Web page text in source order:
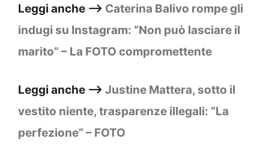
Leggi anche –> Caterina Balivo rompe gli
indugi su Instagram: “Non può lasciare il
marito” – La FOTO compromettente
Leggi anche –> Justine Mattera, sotto il
vestito niente, trasparenze illegali: “La
perfezione” – FOTO